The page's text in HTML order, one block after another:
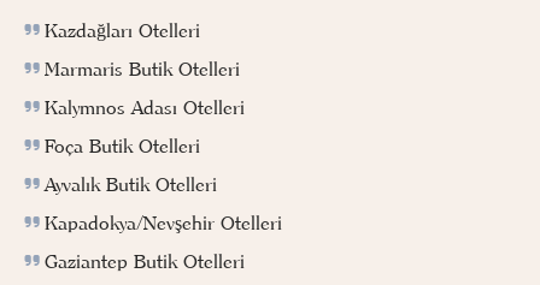
Kazdağları Otelleri
Marmaris Butik Otelleri
Kalymnos Adası Otelleri
Foça Butik Otelleri
Ayvalık Butik Otelleri
Kapadokya/Nevşehir Otelleri
Gaziantep Butik Otelleri